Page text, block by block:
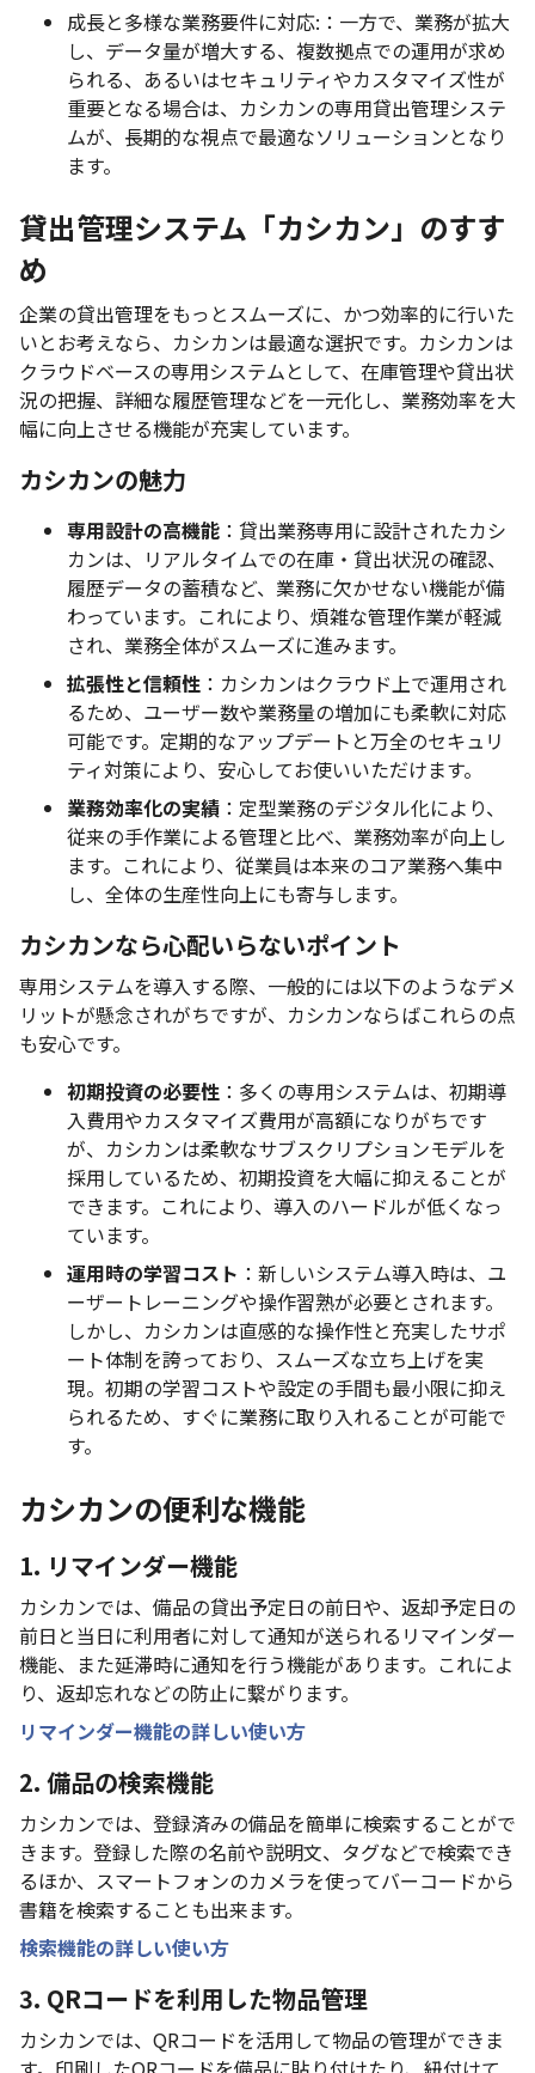
成長と多様な業務要件に対応:：一方で、業務が拡大
し、データ量が増大する、複数拠点での運用が求め
られる、あるいはセキュリティやカスタマイズ性が
重要となる場合は、カシカンの専用貸出管理システ
ムが、長期的な視点で最適なソリューションとなり
ます。
貸出管理システム「カシカン」のすす
め
企業の貸出管理をもっとスムーズに、かつ効率的に行いた
いとお考えなら、カシカンは最適な選択です。カシカンは
クラウドベースの専用システムとして、在庫管理や貸出状
況の把握、詳細な履歴管理などを一元化し、業務効率を大
幅に向上させる機能が充実しています。
カシカンの魅力
専用設計の高機能 ：貸出業務専用に設計されたカシ
カンは、リアルタイムでの在庫・貸出状況の確認、
履歴データの蓄積など、業務に欠かせない機能が備
わっています。これにより、煩雑な管理作業が軽減
され、業務全体がスムーズに進みます。
拡張性と信頼性 ：カシカンはクラウド上で運用され
るため、ユーザー数や業務量の増加にも柔軟に対応
可能です。定期的なアップデートと万全のセキュリ
ティ対策により、安心してお使いいただけます。
業務効率化の実績 ：定型業務のデジタル化により、
従来の手作業による管理と比べ、業務効率が向上し
ます。これにより、従業員は本来のコア業務へ集中
し、全体の生産性向上にも寄与します。
カシカンなら心配いらないポイント
専用システムを導入する際、一般的には以下のようなデメ
リットが懸念されがちですが、カシカンならばこれらの点
も安心です。
初期投資の必要性 ：多くの専用システムは、初期導
入費用やカスタマイズ費用が高額になりがちです
が、カシカンは柔軟なサブスクリプションモデルを
採用しているため、初期投資を大幅に抑えることが
できます。これにより、導入のハードルが低くなっ
ています。
運用時の学習コスト ：新しいシステム導入時は、ユ
ーザートレーニングや操作習熟が必要とされます。
しかし、カシカンは直感的な操作性と充実したサポ
ート体制を誇っており、スムーズな立ち上げを実
現。初期の学習コストや設定の手間も最小限に抑え
られるため、すぐに業務に取り入れることが可能で
す。
カシカンの便利な機能
1. リマインダー機能
カシカンでは、備品の貸出予定日の前日や、返却予定日の
前日と当日に利用者に対して通知が送られるリマインダー
機能、また延滞時に通知を行う機能があります。これによ
り、返却忘れなどの防止に繋がります。
リマインダー機能の詳しい使い方
2. 備品の検索機能
カシカンでは、登録済みの備品を簡単に検索することがで
きます。登録した際の名前や説明文、タグなどで検索でき
るほか、スマートフォンのカメラを使ってバーコードから
書籍を検索することも出来ます。
検索機能の詳しい使い方
3. QRコードを利用した物品管理
カシカンでは、QRコードを活用して物品の管理ができま